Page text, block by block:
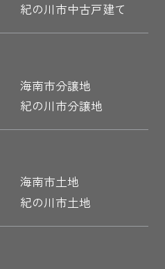
紀の川市中古戸建て
海南市分譲地
紀の川市分譲地
海南市土地
紀の川市土地